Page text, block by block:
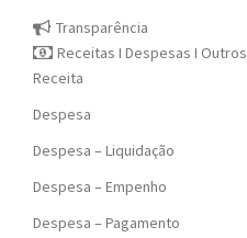
Transparência
Receitas I Despesas I Outros
Receita
Despesa
Despesa – Liquidação
Despesa – Empenho
Despesa – Pagamento